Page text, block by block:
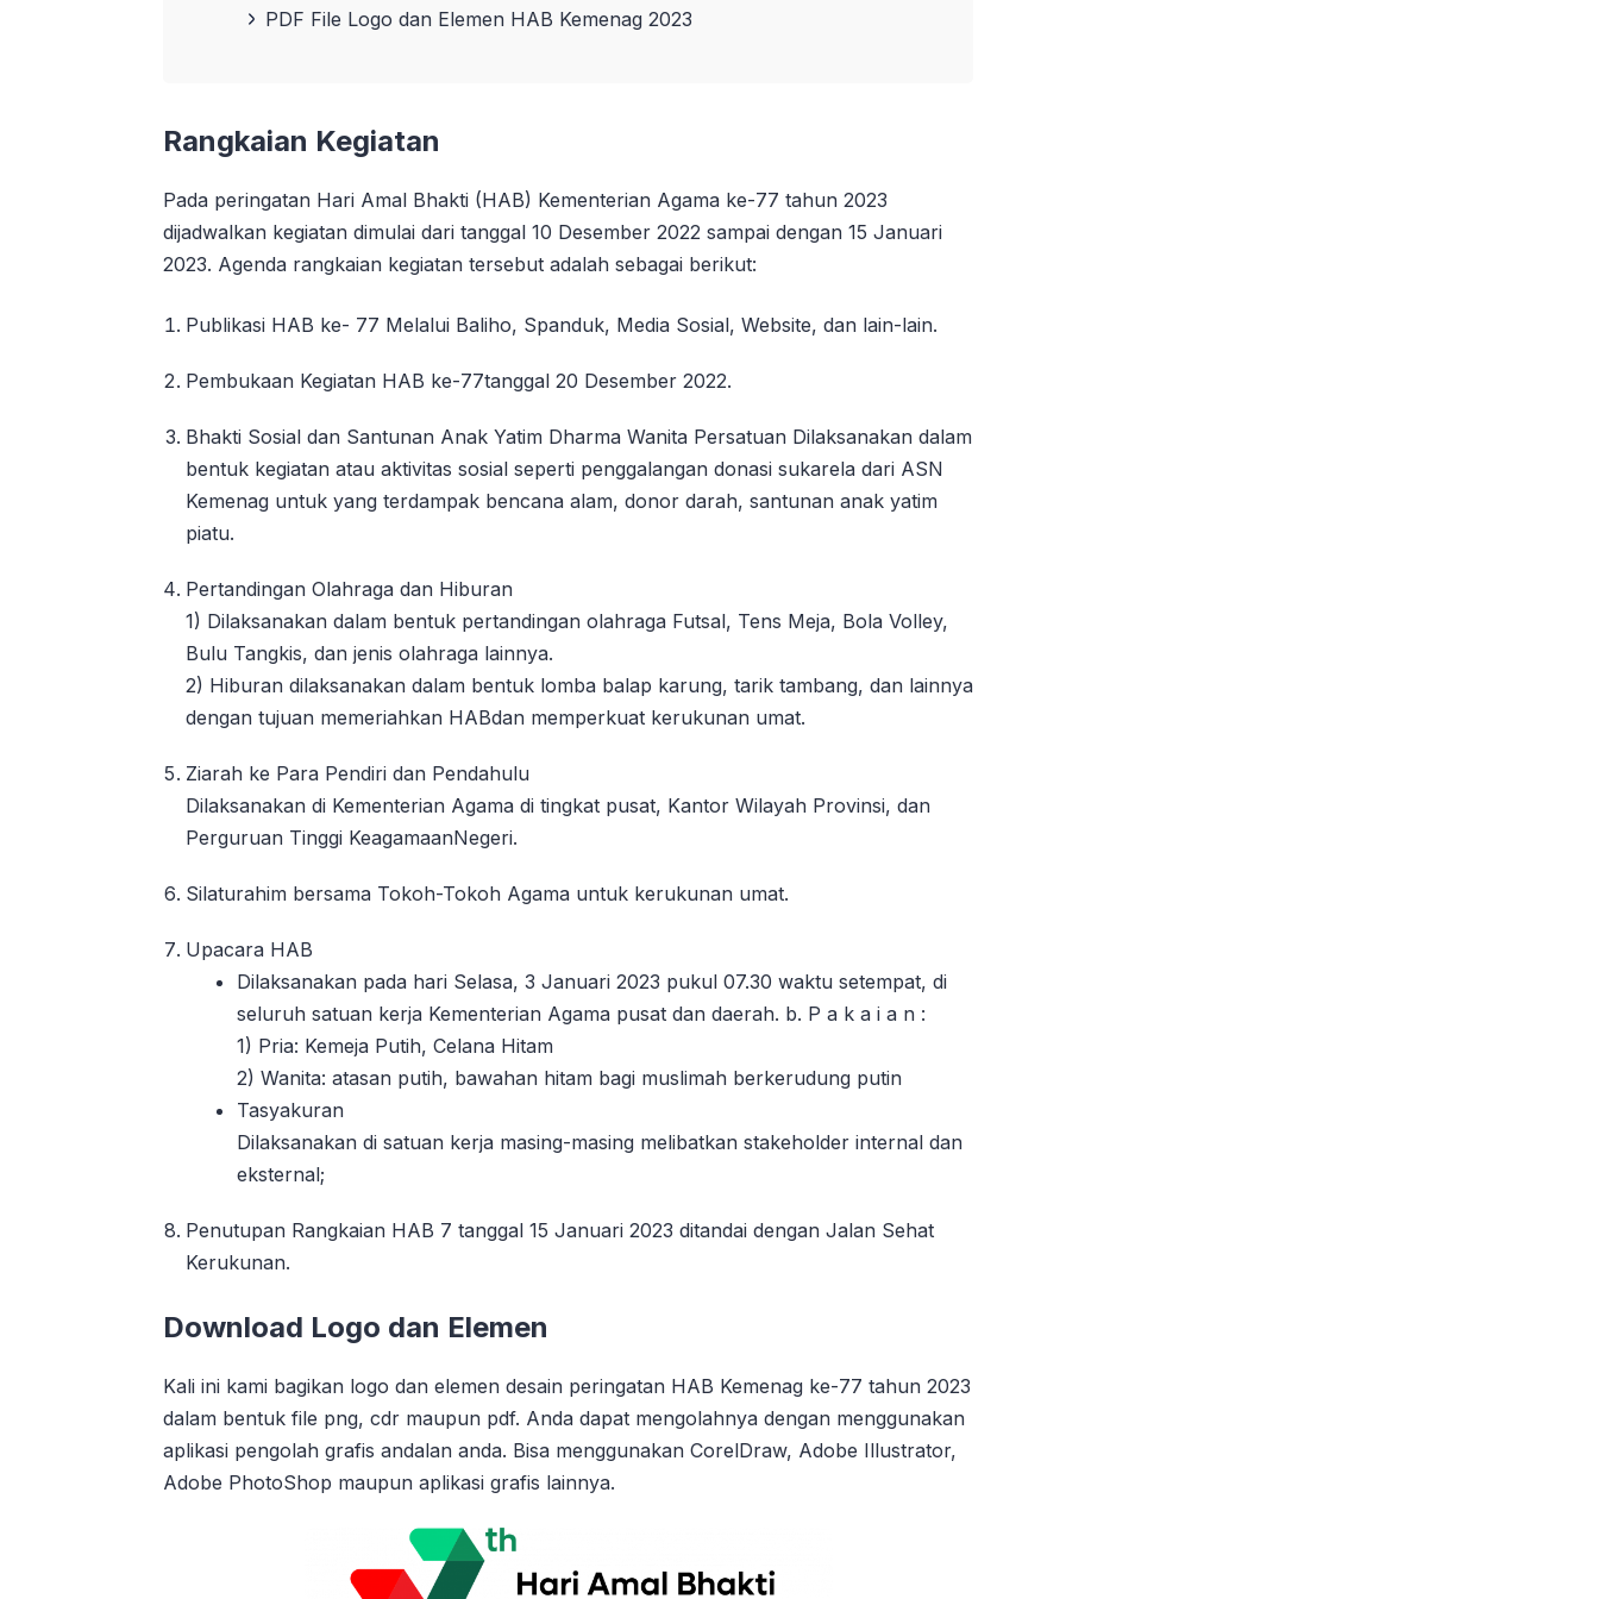
PDF File Logo dan Elemen HAB Kemenag 2023
Rangkaian Kegiatan
Pada peringatan Hari Amal Bhakti (HAB) Kementerian Agama ke-77 tahun 2023
dijadwalkan kegiatan dimulai dari tanggal 10 Desember 2022 sampai dengan 15 Januari
2023. Agenda rangkaian kegiatan tersebut adalah sebagai berikut:
Publikasi HAB ke- 77 Melalui Baliho, Spanduk, Media Sosial, Website, dan lain-lain.
Pembukaan Kegiatan HAB ke-77tanggal 20 Desember 2022.
Bhakti Sosial dan Santunan Anak Yatim Dharma Wanita Persatuan Dilaksanakan dalam
bentuk kegiatan atau aktivitas sosial seperti penggalangan donasi sukarela dari ASN
Kemenag untuk yang terdampak bencana alam, donor darah, santunan anak yatim
piatu.
Pertandingan Olahraga dan Hiburan
1) Dilaksanakan dalam bentuk pertandingan olahraga Futsal, Tens Meja, Bola Volley,
Bulu Tangkis, dan jenis olahraga lainnya.
2) Hiburan dilaksanakan dalam bentuk lomba balap karung, tarik tambang, dan lainnya
dengan tujuan memeriahkan HABdan memperkuat kerukunan umat.
Ziarah ke Para Pendiri dan Pendahulu
Dilaksanakan di Kementerian Agama di tingkat pusat, Kantor Wilayah Provinsi, dan
Perguruan Tinggi KeagamaanNegeri.
Silaturahim bersama Tokoh-Tokoh Agama untuk kerukunan umat.
Upacara HAB
Dilaksanakan pada hari Selasa, 3 Januari 2023 pukul 07.30 waktu setempat, di
seluruh satuan kerja Kementerian Agama pusat dan daerah. b. P a k a i a n :
1) Pria: Kemeja Putih, Celana Hitam
2) Wanita: atasan putih, bawahan hitam bagi muslimah berkerudung putin
Tasyakuran
Dilaksanakan di satuan kerja masing-masing melibatkan stakeholder internal dan
eksternal;
Penutupan Rangkaian HAB 7 tanggal 15 Januari 2023 ditandai dengan Jalan Sehat
Kerukunan.
Download Logo dan Elemen
Kali ini kami bagikan logo dan elemen desain peringatan HAB Kemenag ke-77 tahun 2023
dalam bentuk file png, cdr maupun pdf. Anda dapat mengolahnya dengan menggunakan
aplikasi pengolah grafis andalan anda. Bisa menggunakan CorelDraw, Adobe Illustrator,
Adobe PhotoShop maupun aplikasi grafis lainnya.